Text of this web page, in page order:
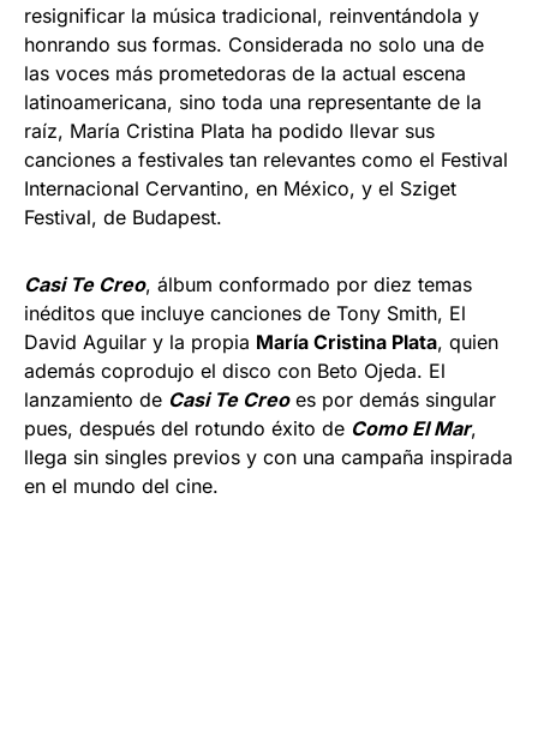
resignificar la música tradicional, reinventándola y
honrando sus formas. Considerada no solo una de
las voces más prometedoras de la actual escena
latinoamericana, sino toda una representante de la
raíz, María Cristina Plata ha podido llevar sus
canciones a festivales tan relevantes como el Festival
Internacional Cervantino, en México, y el Sziget
Festival, de Budapest.
Casi Te Creo, álbum conformado por diez temas
inéditos que incluye canciones de Tony Smith, El
David Aguilar y la propia María Cristina Plata, quien
además coprodujo el disco con Beto Ojeda. El
lanzamiento de Casi Te Creoes por demás singular
pues, después del rotundo éxito de Como El Mar,
llega sin singles previos y con una campaña inspirada
en el mundo del cine.